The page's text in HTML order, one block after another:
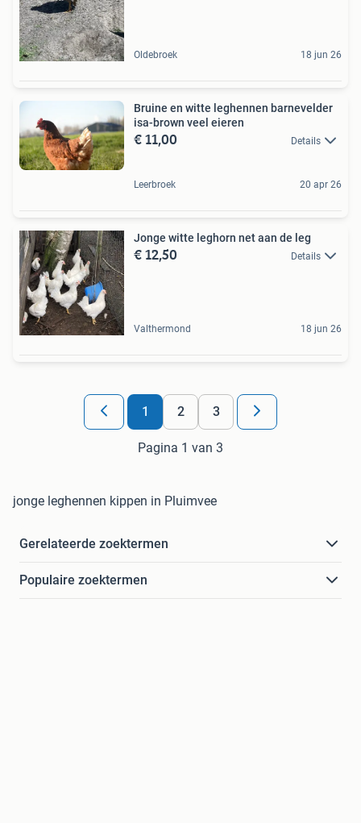
Oldebroek 18 jun 26
Bruine en witte leghennen barnevelder
isa-brown veel eieren
€ 11,00 Details
Leerbroek 20 apr 26
Jonge witte leghorn net aan de leg
€ 12,50 Details
Valthermond 18 jun 26
1 2 3
Pagina 1 van 3
jonge leghennen kippen in Pluimvee
Gerelateerde zoektermen
Populaire zoektermen